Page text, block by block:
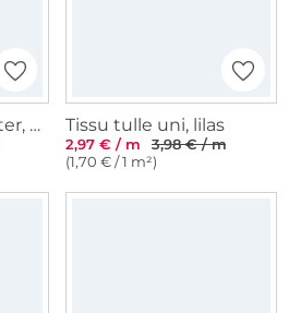
Tissu jersey polyester, blanc cassé Tissu tulle uni, lilas
2,97 € / m
3,98 € / m
(1,70 € / 1 m²)